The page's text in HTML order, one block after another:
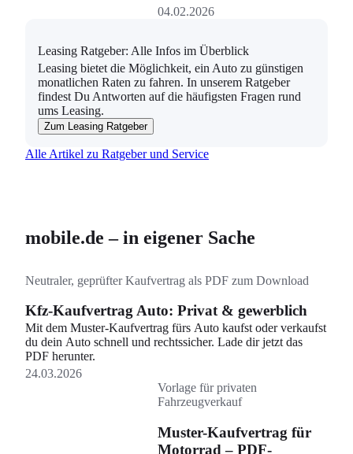
04.02.2026
Leasing Ratgeber: Alle Infos im Überblick
Leasing bietet die Möglichkeit, ein Auto zu günstigen
monatlichen Raten zu fahren. In unserem Ratgeber
findest Du Antworten auf die häufigsten Fragen rund
ums Leasing.
Zum Leasing Ratgeber
Alle Artikel zu Ratgeber und Service
mobile.de – in eigener Sache
Neutraler, geprüfter Kaufvertrag als PDF zum Download
Kfz-Kaufvertrag Auto: Privat & gewerblich
Mit dem Muster-Kaufvertrag fürs Auto kaufst oder verkaufst
du dein Auto schnell und rechtssicher. Lade dir jetzt das
PDF herunter.
24.03.2026
Vorlage für privaten
Fahrzeugverkauf
Muster-Kaufvertrag für
Motorrad – PDF-